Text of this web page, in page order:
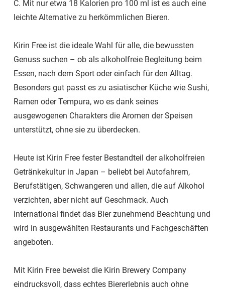
C. Mit nur etwa 18 Kalorien pro 100 ml ist es auch eine
leichte Alternative zu herkömmlichen Bieren.
Kirin Free ist die ideale Wahl für alle, die bewussten
Genuss suchen – ob als alkoholfreie Begleitung beim
Essen, nach dem Sport oder einfach für den Alltag.
Besonders gut passt es zu asiatischer Küche wie Sushi,
Ramen oder Tempura, wo es dank seines
ausgewogenen Charakters die Aromen der Speisen
unterstützt, ohne sie zu überdecken.
Heute ist Kirin Free fester Bestandteil der alkoholfreien
Getränkekultur in Japan – beliebt bei Autofahrern,
Berufstätigen, Schwangeren und allen, die auf Alkohol
verzichten, aber nicht auf Geschmack. Auch
international findet das Bier zunehmend Beachtung und
wird in ausgewählten Restaurants und Fachgeschäften
angeboten.
Mit Kirin Free beweist die Kirin Brewery Company
eindrucksvoll, dass echtes Biererlebnis auch ohne